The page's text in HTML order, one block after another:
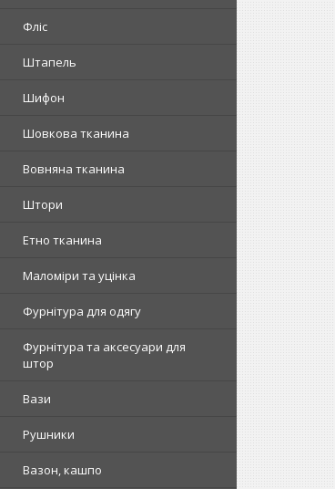
Фліс
Штапель
Шифон
Шовкова тканина
Вовняна тканина
Штори
Етно тканина
Маломіри та уцінка
Фурнітура для одягу
Фурнітура та аксесуари для
штор
Вази
Рушники
Вазон, кашпо